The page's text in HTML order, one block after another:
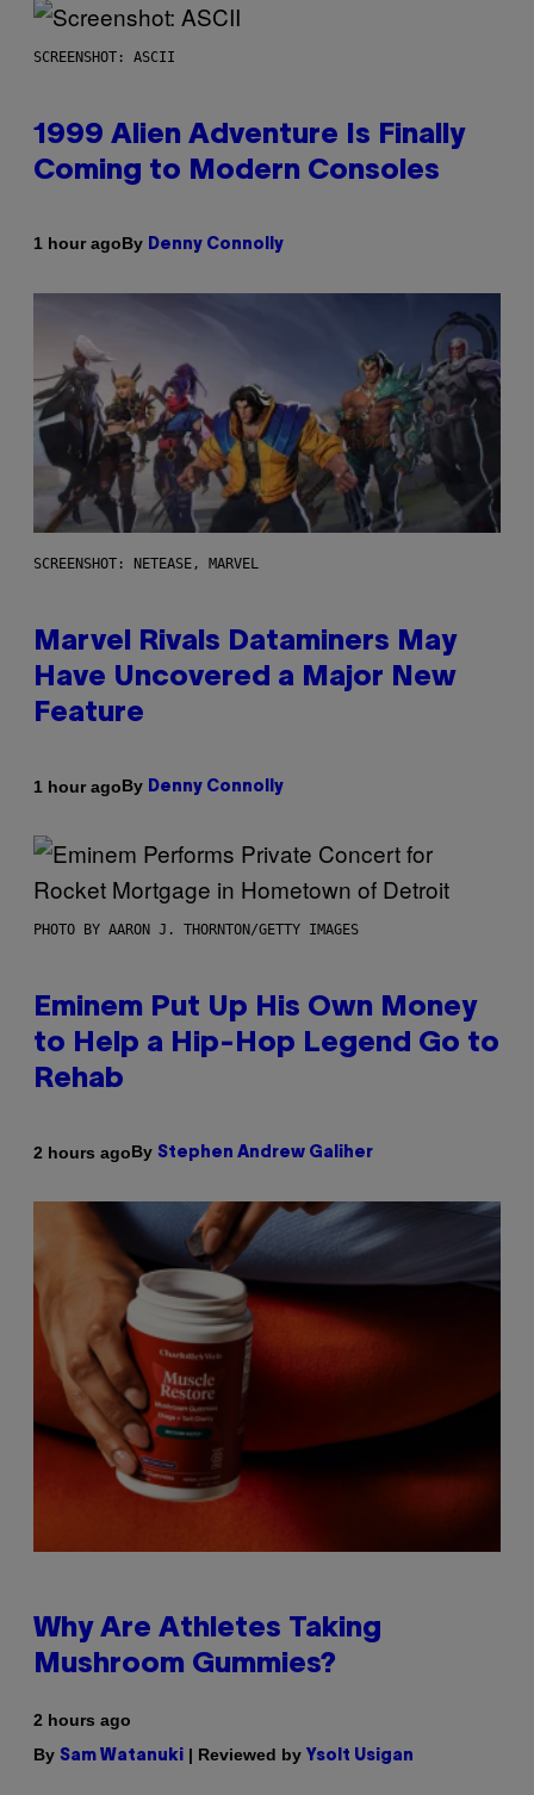
SCREENSHOT: ASCII
1999 Alien Adventure Is Finally
Coming to Modern Consoles
1 hour agoBy Denny Connolly
SCREENSHOT: NETEASE, MARVEL
Marvel Rivals Dataminers May
Have Uncovered a Major New
Feature
1 hour agoBy Denny Connolly
PHOTO BY AARON J. THORNTON/GETTY IMAGES
Eminem Put Up His Own Money
to Help a Hip-Hop Legend Go to
Rehab
2 hours agoBy Stephen Andrew Galiher
Why Are Athletes Taking
Mushroom Gummies?
2 hours ago
By Sam Watanuki | Reviewed by Ysolt Usigan